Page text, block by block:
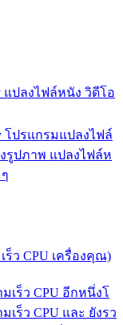
แปลงไฟล์หนัง วิดีโอ
โปรแกรมแปลงไฟล์
รูปภาพ แปลงไฟล์ห
ร็ว CPU เครื่องคุณ)
เร็ว CPU อีกหนึ่งโ
ร็ว CPU และ ยังรว